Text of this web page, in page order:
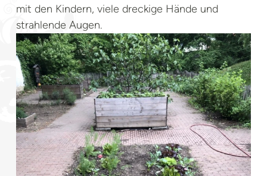
mit den Kindern, viele dreckige Hände und
strahlende Augen.